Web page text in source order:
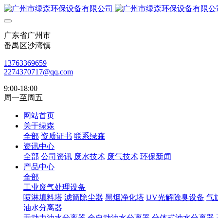
广东省广州市
番禺区沙湾镇
13763369659
2274370717@qq.com
9:00-18:00
周一至周五
网站首页
关于绿森
全部 资质证书 联系绿森
资讯中心
全部 公司资讯 废水技术 废气技术 环保新闻
产品中心
全部
工业废气处理设备
喷淋填料塔 滤筒除尘器 黑烟净化塔 UV光解除臭设备 气
油水分离器